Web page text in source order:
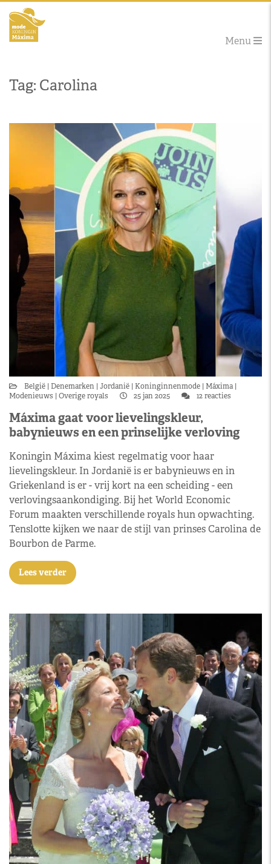
Menu
Tag: Carolina
België Denemarken Jordanië Koninginnenmode Máxima
Modenieuws
Overige royals 25 jan 2025 12 reacties
Máxima gaat voor lievelingskleur,
babynieuws en een prinselijke verloving
Koningin Máxima kiest regelmatig voor haar
lievelingskleur. In Jordanië is er babynieuws en in
Griekenland is er - vrij kort na een scheiding - een
verlovingsaankondiging. Bij het World Economic
Forum maakten verschillende royals hun opwachting.
Tenslotte kijken we naar de stijl van prinses Carolina de
Bourbon de Parme.
Lees verder